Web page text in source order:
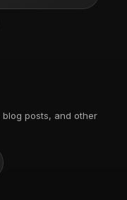
posts, and other